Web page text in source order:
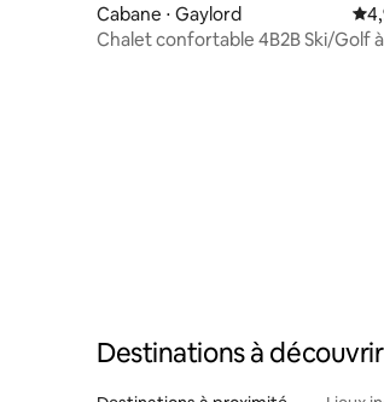
Cabane ⋅ Gaylord
Chalet confortable 4B2B Ski/Golf à
Destinations à découvrir